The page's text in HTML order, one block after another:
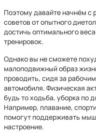
Поэтому давайте начнём с
советов от опытного
достичь оптимального
тренировок.
Однако вы не сможете
малоподвижный образ
проводить, сидя за
автомобиля. Физическая
будь то ходьба, уборка по
Например, плавание,
помогут поддерживать
настроение.